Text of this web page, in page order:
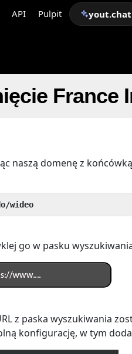
API Pulpit yout.chat
France
naszą domenę z końcówką
wideo
go w pasku
z paska wyszukiwania
konfigurację, w tym